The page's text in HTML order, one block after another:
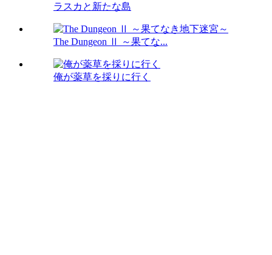
ラスカと新たな島
The Dungeon Ⅱ ～果てな...
俺が薬草を採りに行く